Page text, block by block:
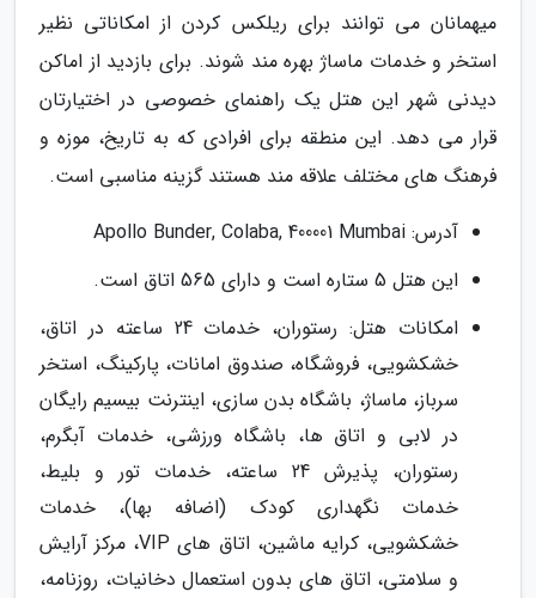
میهمانان می توانند برای ریلکس کردن از امکاناتی نظیر
استخر و خدمات ماساژ بهره مند شوند. برای بازدید از اماکن
دیدنی شهر این هتل یک راهنمای خصوصی در اختیارتان
قرار می دهد. این منطقه برای افرادی که به تاریخ، موزه و
فرهنگ های مختلف علاقه مند هستند گزینه مناسبی است.
آدرس: Apollo Bunder, Colaba, 400001 Mumbai
این هتل 5 ستاره است و دارای 565 اتاق است.
امکانات هتل: رستوران، خدمات 24 ساعته در اتاق،
خشکشویی، فروشگاه، صندوق امانات، پارکینگ، استخر
سرباز، ماساژ، باشگاه بدن سازی، اینترنت بیسیم رایگان
در لابی و اتاق ها، باشگاه ورزشی، خدمات آبگرم،
رستوران، پذیرش 24 ساعته، خدمات تور و بلیط،
خدمات نگهداری کودک (اضافه بها)، خدمات
خشکشویی، کرایه ماشین، اتاق های VIP، مرکز آرایش
و سلامتی، اتاق های بدون استعمال دخانیات، روزنامه،